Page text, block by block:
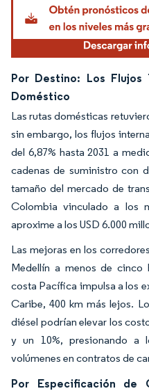
Por Destino: Los Flujos
Doméstico
Las rutas domésticas
sin embargo, los flujos
del 6,87% hasta 2031 a
cadenas de suministro con
tamaño del mercado de
Colombia vinculado a los
aproxime a los USD 6.000
Las mejoras en los
Medellín a menos de cinco
costa Pacífica impulsa a los
Caribe, 400 km más lejos.
diésel podrían elevar los
y un 10%, presionando a
volúmenes en contratos de
Por Especificación de